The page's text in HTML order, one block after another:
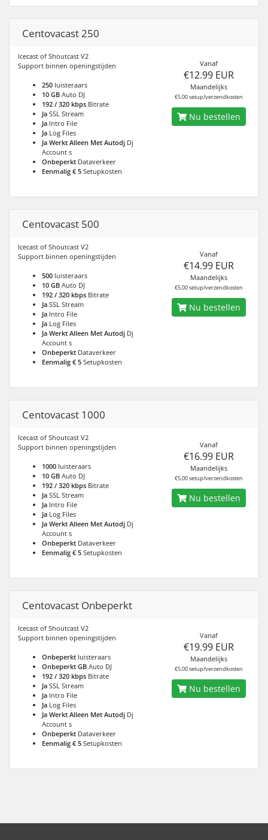
Centovacast 250
Icecast of Shoutcast V2
Support binnen openingstijden
250 luisteraars
10 GB Auto DJ
192 / 320 kbps Bitrate
Ja SSL Stream
Ja Intro File
Ja Log Files
Ja Werkt Alleen Met Autodj Dj
Account s
Onbeperkt Dataverkeer
Eenmalig € 5 Setupkosten
Vanaf
€12.99 EUR
Maandelijks
€5.00 setup/verzendkosten
Nu bestellen
Centovacast 500
Icecast of Shoutcast V2
Support binnen openingstijden
500 luisteraars
10 GB Auto DJ
192 / 320 kbps Bitrate
Ja SSL Stream
Ja Intro File
Ja Log Files
Ja Werkt Alleen Met Autodj Dj
Account s
Onbeperkt Dataverkeer
Eenmalig € 5 Setupkosten
Vanaf
€14.99 EUR
Maandelijks
€5.00 setup/verzendkosten
Nu bestellen
Centovacast 1000
Icecast of Shoutcast V2
Support binnen openingstijden
1000 luisteraars
10 GB Auto DJ
192 / 320 kbps Bitrate
Ja SSL Stream
Ja Intro File
Ja Log Files
Ja Werkt Alleen Met Autodj Dj
Account s
Onbeperkt Dataverkeer
Eenmalig € 5 Setupkosten
Vanaf
€16.99 EUR
Maandelijks
€5.00 setup/verzendkosten
Nu bestellen
Centovacast Onbeperkt
Icecast of Shoutcast V2
Support binnen openingstijden
Onbeperkt luisteraars
Onbeperkt GB Auto DJ
192 / 320 kbps Bitrate
Ja SSL Stream
Ja Intro File
Ja Log Files
Ja Werkt Alleen Met Autodj Dj
Account s
Onbeperkt Dataverkeer
Eenmalig € 5 Setupkosten
Vanaf
€19.99 EUR
Maandelijks
€5.00 setup/verzendkosten
Nu bestellen